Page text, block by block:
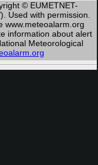
© EUMETNET-
Used with permission.
www.meteoalarm.org
information about alert
Meteorological